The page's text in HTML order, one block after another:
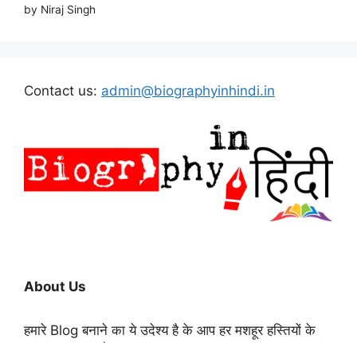
by Niraj Singh
Contact us: admin@biographyinhindi.in
About Us
हमारे Blog बनाने का ये उदेश्य है के आप हर मशहूर हस्तियों के